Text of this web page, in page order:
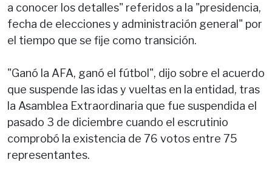
a conocer los detalles" referidos a la "presidencia,
fecha de elecciones y administración general" por
el tiempo que se fije como transición.
"Ganó la AFA, ganó el fútbol", dijo sobre el acuerdo
que suspende las idas y vueltas en la entidad, tras
la Asamblea Extraordinaria que fue suspendida el
pasado 3 de diciembre cuando el escrutinio
comprobó la existencia de 76 votos entre 75
representantes.